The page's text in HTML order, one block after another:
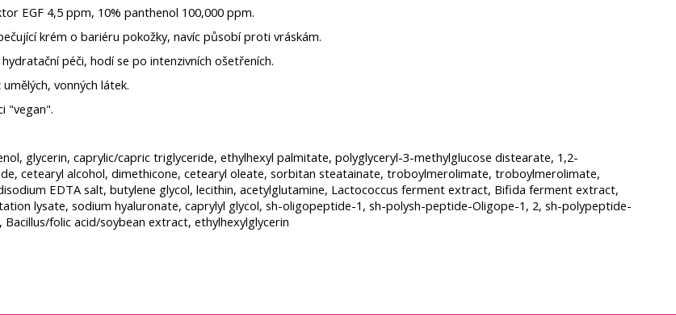
EGF 4,5 ppm, 10% panthenol 100,000 ppm.
krém o bariéru pokožky, navíc působí proti vráskám.
péči, hodí se po intenzivních ošetřeních.
vonných látek.
"vegan".
glycerin, caprylic/capric triglyceride, ethylhexyl palmitate, polyglyceryl-3-methylglucose distearate, 1,2-
cetearyl alcohol, dimethicone, cetearyl oleate, sorbitan steatainate, troboylmerolimate, troboylmerolimate,
EDTA salt, butylene glycol, lecithin, acetylglutamine, Lactococcus ferment extract, Bifida ferment extract,
lysate, sodium hyaluronate, caprylyl glycol, sh-oligopeptide-1, sh-polysh-peptide-Oligope-1, 2, sh-polypeptide-
folic acid/soybean extract, ethylhexylglycerin